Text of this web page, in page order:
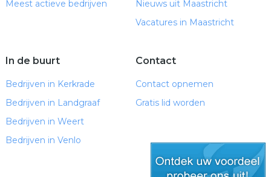
Meest actieve bedrijven
Nieuws uit Maastricht
Vacatures in Maastricht
In de buurt
Bedrijven in Kerkrade
Bedrijven in Landgraaf
Bedrijven in Weert
Bedrijven in Venlo
Contact
Contact opnemen
Gratis lid worden